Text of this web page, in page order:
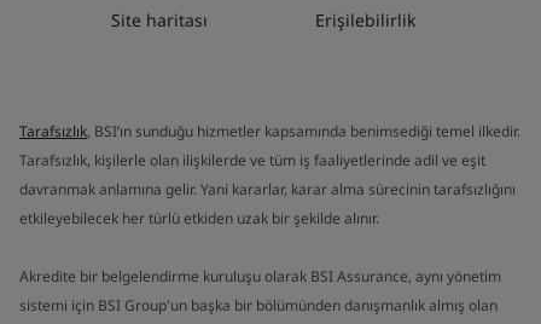
Site haritası Erişilebilirlik
Tarafsızlık, BSI’ın sunduğu hizmetler kapsamında benimsediği temel ilkedir.
Tarafsızlık, kişilerle olan ilişkilerde ve tüm iş faaliyetlerinde adil ve eşit
davranmak anlamına gelir. Yani kararlar, karar alma sürecinin tarafsızlığını
etkileyebilecek her türlü etkiden uzak bir şekilde alınır.
Akredite bir belgelendirme kuruluşu olarak BSI Assurance, aynı yönetim
sistemi için BSI Group'un başka bir bölümünden danışmanlık almış olan